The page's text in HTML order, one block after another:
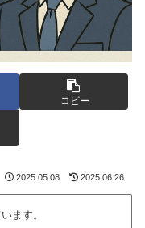
コピー
2025.05.08 2025.06.26
ます。